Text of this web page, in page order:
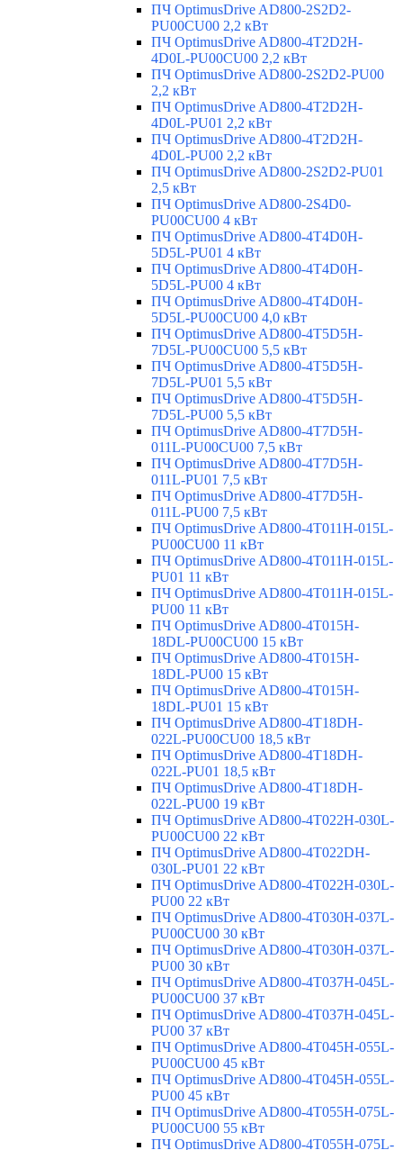
ПЧ OptimusDrive AD800-2S2D2-
PU00CU00 2,2 кВт
ПЧ OptimusDrive AD800-4T2D2H-
4D0L-PU00CU00 2,2 кВт
ПЧ OptimusDrive AD800-2S2D2-PU00
2,2 кВт
ПЧ OptimusDrive AD800-4T2D2H-
4D0L-PU01 2,2 кВт
ПЧ OptimusDrive AD800-4T2D2H-
4D0L-PU00 2,2 кВт
ПЧ OptimusDrive AD800-2S2D2-PU01
2,5 кВт
ПЧ OptimusDrive AD800-2S4D0-
PU00CU00 4 кВт
ПЧ OptimusDrive AD800-4T4D0H-
5D5L-PU01 4 кВт
ПЧ OptimusDrive AD800-4T4D0H-
5D5L-PU00 4 кВт
ПЧ OptimusDrive AD800-4T4D0H-
5D5L-PU00CU00 4,0 кВт
ПЧ OptimusDrive AD800-4T5D5H-
7D5L-PU00CU00 5,5 кВт
ПЧ OptimusDrive AD800-4T5D5H-
7D5L-PU01 5,5 кВт
ПЧ OptimusDrive AD800-4T5D5H-
7D5L-PU00 5,5 кВт
ПЧ OptimusDrive AD800-4T7D5H-
011L-PU00CU00 7,5 кВт
ПЧ OptimusDrive AD800-4T7D5H-
011L-PU01 7,5 кВт
ПЧ OptimusDrive AD800-4T7D5H-
011L-PU00 7,5 кВт
ПЧ OptimusDrive AD800-4T011H-015L-
PU00CU00 11 кВт
ПЧ OptimusDrive AD800-4T011H-015L-
PU01 11 кВт
ПЧ OptimusDrive AD800-4T011H-015L-
PU00 11 кВт
ПЧ OptimusDrive AD800-4T015H-
18DL-PU00CU00 15 кВт
ПЧ OptimusDrive AD800-4T015H-
18DL-PU00 15 кВт
ПЧ OptimusDrive AD800-4T015H-
18DL-PU01 15 кВт
ПЧ OptimusDrive AD800-4T18DH-
022L-PU00CU00 18,5 кВт
ПЧ OptimusDrive AD800-4T18DH-
022L-PU01 18,5 кВт
ПЧ OptimusDrive AD800-4T18DH-
022L-PU00 19 кВт
ПЧ OptimusDrive AD800-4T022H-030L-
PU00CU00 22 кВт
ПЧ OptimusDrive AD800-4T022DH-
030L-PU01 22 кВт
ПЧ OptimusDrive AD800-4T022H-030L-
PU00 22 кВт
ПЧ OptimusDrive AD800-4T030H-037L-
PU00CU00 30 кВт
ПЧ OptimusDrive AD800-4T030H-037L-
PU00 30 кВт
ПЧ OptimusDrive AD800-4T037H-045L-
PU00CU00 37 кВт
ПЧ OptimusDrive AD800-4T037H-045L-
PU00 37 кВт
ПЧ OptimusDrive AD800-4T045H-055L-
PU00CU00 45 кВт
ПЧ OptimusDrive AD800-4T045H-055L-
PU00 45 кВт
ПЧ OptimusDrive AD800-4T055H-075L-
PU00CU00 55 кВт
ПЧ OptimusDrive AD800-4T055H-075L-